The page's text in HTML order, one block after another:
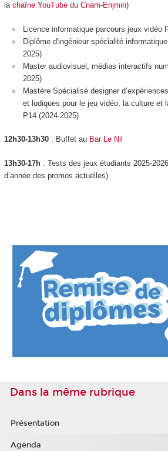
la chaîne YouTube du Cnam-Enjmin)
Licence informatique parcours jeux vidéo
Diplôme d'ingénieur spécialité
2025)
Master audiovisuel, médias interactifs
2025)
Mastère Spécialisé designer
et ludiques pour le jeu vidéo, la culture et
P14 (2024-2025)
12h30-13h30: Buffet au Bar Le Nil
13h30-17h: Tests des jeux étudiants 2025-
d’année des promos actuelles)
Dans la même rubrique
Présentation
Agenda